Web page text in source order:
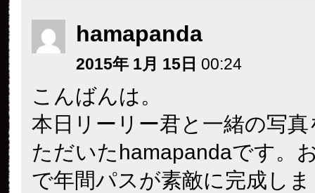
hamapanda
2015年 1月 15日 00:24
こんばんは。
本日リーリー君と一緒の写
ただいたhamapandaです。
で年間パスが素敵に完成し